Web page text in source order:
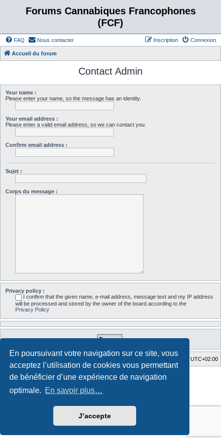
En poursuivant votre navigation sur ce site, vous
acceptez l’utilisation de cookies vous permettant
de bénéficier d’une expérience de navigation
optimale. En savoir plus…
J’accepte
Forums Cannabiques Francophones
(FCF)
FAQ Nous contacter Connexion
Inscription
Accueil du forum
Contact Admin
Your name :
Please enter your name, so the message has an identity.
Your email address :
Please enter a valid email address, so we can contact you.
Confirm email address :
Sujet :
Corps du message :
Privacy policy :
I confirm that the given name, e-mail address, message text and my IP address
will be processed and stored by the owner of the board according to the
Privacy Policy
Accueil du forum Fuseau horaire sur UTC+02:00
Style developed by Zuma Portal
, Turaiel,
Développé parphpBB® Forum Software © phpBB Limited
Traduction française officielle